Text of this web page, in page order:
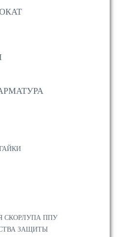
СКОРЛУПА ППУ
ЗАЩИТЫ